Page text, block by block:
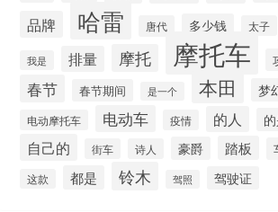
品牌 哈雷 唐代 多少钱 太子
我是 排量 摩托 摩托车
春节 春节期间 是一个 本田 梦
电动摩托车 电动车 疫情 的人
自己的 街车 诗人 豪爵 踏板
这款 都是 铃木 驾照 驾驶证